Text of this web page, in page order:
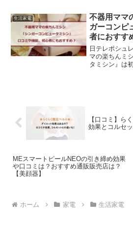
は、口臭や歯
りしますよね
生活家電
不器用ママ
ガーコンピ
者におすす
【ポシュレ
日テレポシュ
マの楽ちんミ
タミシン』は
【口コミ】ら
効果とコルセ
MEスマートピールNEOの引き締め効果
や口コミは？おすすめ通販販売店は？
【美顔器】
ホーム 家電 生活家電